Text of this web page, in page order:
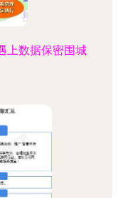
上数据保密围城